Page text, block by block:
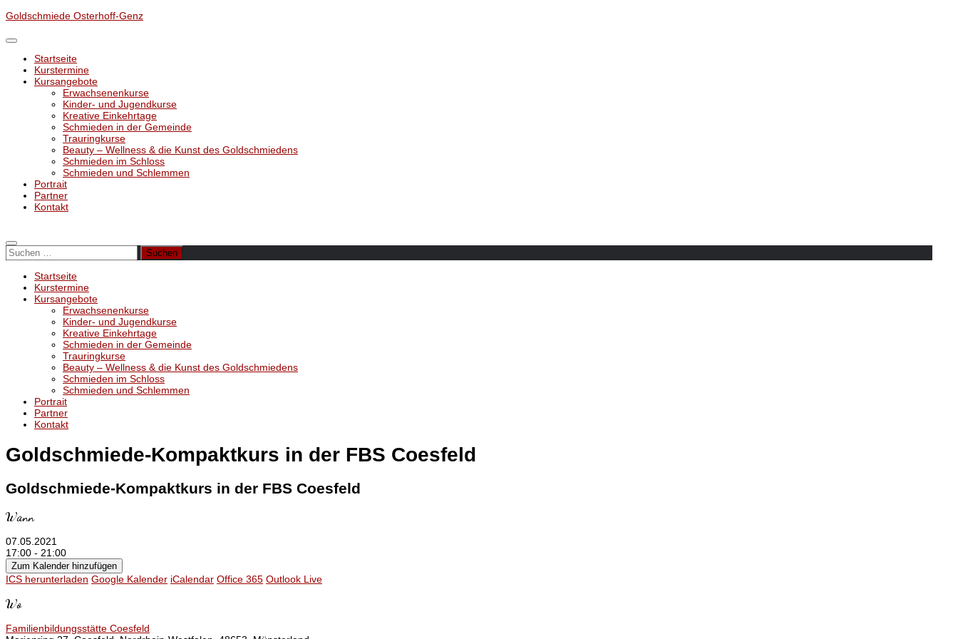
Unter
Inhalt
Goldschmiede Osterhoff-Genz
Startseite
Kurstermine
Kursangebote
Erwachsenenkurse
Kinder- und Jugendkurse
Kreative Einkehrtage
Schmieden in der Gemeinde
Trauringkurse
Beauty – Wellness & die Kunst des Goldschmiedens
Schmieden im Schloss
Schmieden und Schlemmen
Portrait
Partner
Kontakt
Suchen
nach:
Startseite
Kurstermine
Kursangebote
Erwachsenenkurse
Kinder- und Jugendkurse
Kreative Einkehrtage
Schmieden in der Gemeinde
Trauringkurse
Beauty – Wellness & die Kunst des Goldschmiedens
Schmieden im Schloss
Schmieden und Schlemmen
Portrait
Partner
Kontakt
Goldschmiede-Kompaktkurs in der FBS Coesfeld
Goldschmiede-Kompaktkurs in der FBS Coesfeld
Wann
07.05.2021
17:00 - 21:00
Zum Kalender hinzufügen
ICS herunterladen Google Kalender iCalendar Office 365 Outlook Live
Wo
Familienbildungsstätte Coesfeld